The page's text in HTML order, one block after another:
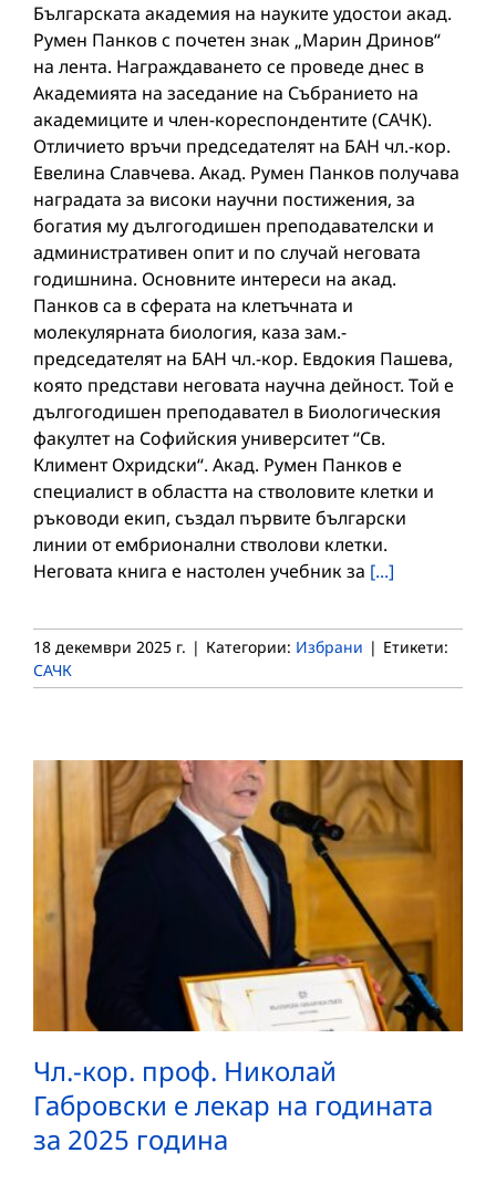
Българската академия на науките удостои акад.
Румен Панков с почетен знак „Марин Дринов“
на лента. Награждаването се проведе днес в
Академията на заседание на Събранието на
академиците и член-кореспондентите (САЧК).
Отличието връчи председателят на БАН чл.-кор.
Евелина Славчева. Акад. Румен Панков получава
наградата за високи научни постижения, за
богатия му дългогодишен преподавателски и
административен опит и по случай неговата
годишнина. Основните интереси на акад.
Панков са в сферата на клетъчната и
молекулярната биология, каза зам.-
председателят на БАН чл.-кор. Евдокия Пашева,
която представи неговата научна дейност. Той е
дългогодишен преподавател в Биологическия
факултет на Софийския университет “Св.
Климент Охридски“. Акад. Румен Панков е
специалист в областта на стволовите клетки и
ръководи екип, създал първите български
линии от ембрионални стволови клетки.
Неговата книга е настолен учебник за [...]
18 декември 2025 г. | Категории: Избрани | Етикети:
САЧК
Чл.-кор. проф. Николай
Габровски е лекар на годината
за 2025 година